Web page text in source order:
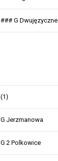
### G
(1)
G Jerzmanowa
G 2 Polkowice